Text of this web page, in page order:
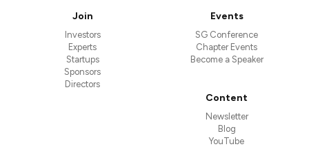
Join
Investors
Experts
Startups
Sponsors
Directors
Events
SG Conference
Chapter Events
Become a Speaker
Content
Newsletter
Blog
YouTube